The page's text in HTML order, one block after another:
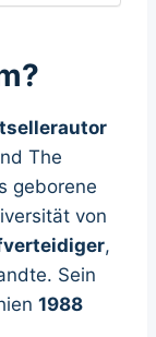
The
geborene
von
,
Sein
1988